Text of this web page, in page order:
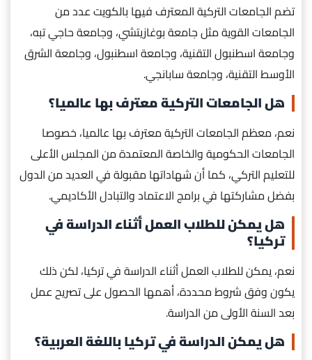
تضم الجامعات التركية المعترف فيها بالكويت عدد من
الجامعات القوية مثل جامعة بوغازيتشي، وجامعة حاجي تبه،
وجامعة اسطنبول التقنية، وجامعة اسطنبول، وجامعة الشرق
الأوسط التقنية، وجامعة سابانجي.
هل الجامعات التركية معترف بها عالميا؟
نعم، معظم الجامعات التركية معترف بها عالميا، خصوصا
الجامعات الحكومية والخاصة المعتمدة من المجلس الأعلى
للتعليم التركي، كما أن شهاداتها مقبولة في العديد من الدول
بفضل مشاركتها في برامج الاعتماد والتبادل الأكاديمي.
هل يمكن للطلاب العمل أثناء الدراسة في
تركيا؟
نعم، يمكن للطلاب العمل أثناء الدراسة في تركيا، لكن ذلك
يكون وفق شروط محددة، أهمها الحصول على تصريح عمل
بعد السنة الأولى من الدراسة.
هل يمكن الدراسة في تركيا باللغة العربية؟